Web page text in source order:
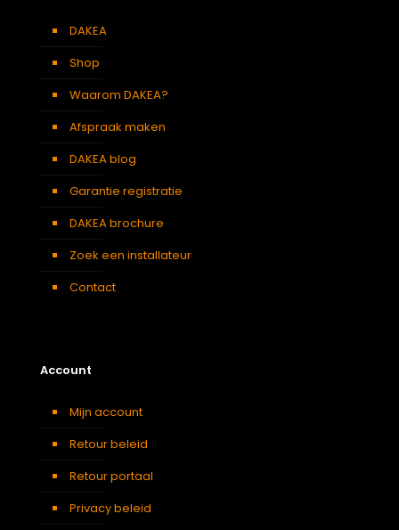
DAKEA
Shop
Waarom DAKEA?
Afspraak maken
DAKEA blog
Garantie registratie
DAKEA brochure
Zoek een installateur
Contact
Account
Mijn account
Retour beleid
Retour portaal
Privacy beleid